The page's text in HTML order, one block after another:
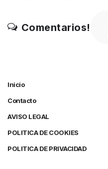
Comentarios!
Inicio
Contacto
AVISO LEGAL
POLITICA DE COOKIES
POLITICA DE PRIVACIDAD